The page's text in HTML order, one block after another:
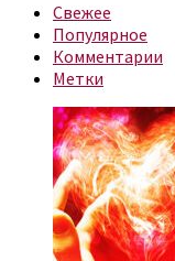
Свежее
Популярное
Комментарии
Метки